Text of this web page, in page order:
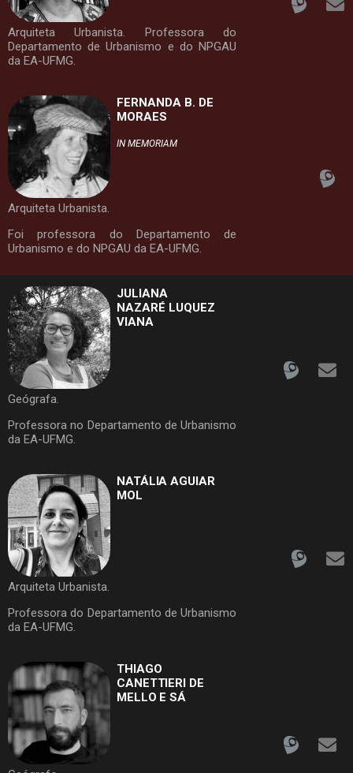
Arquiteta Urbanista. Professora do
Departamento de Urbanismo e do NPGAU
da EA-UFMG.
FERNANDA B. DE
MORAES
IN MEMORIAM
Arquiteta Urbanista.
Foi professora do Departamento de
Urbanismo e do NPGAU da EA-UFMG.
JULIANA
NAZARÉ LUQUEZ
VIANA
Geógrafa.
Professora no Departamento de Urbanismo
da EA-UFMG.
NATÁLIA AGUIAR
MOL
Arquiteta Urbanista.
Professora do Departamento de Urbanismo
da EA-UFMG.
THIAGO
CANETTIERI DE
MELLO E SÁ